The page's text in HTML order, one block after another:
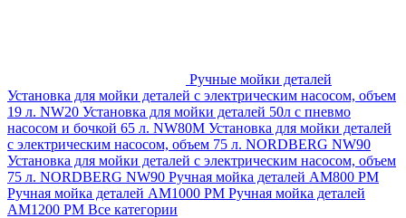
Ручные мойки деталей
Установка для мойки деталей с электрическим насосом, объем
19 л. NW20 Установка для мойки деталей 50л с пневмо
насосом и бочкой 65 л. NW80M Установка для мойки деталей
с электрическим насосом, объем 75 л. NORDBERG NW90
Установка для мойки деталей с электрическим насосом, объем
75 л. NORDBERG NW90 Ручная мойка деталей АМ800 РМ
Ручная мойка деталей АМ1000 РМ Ручная мойка деталей
АМ1200 РМ Все категории